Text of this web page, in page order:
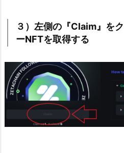
３）左側の『Claim』を
ーNFTを取得する